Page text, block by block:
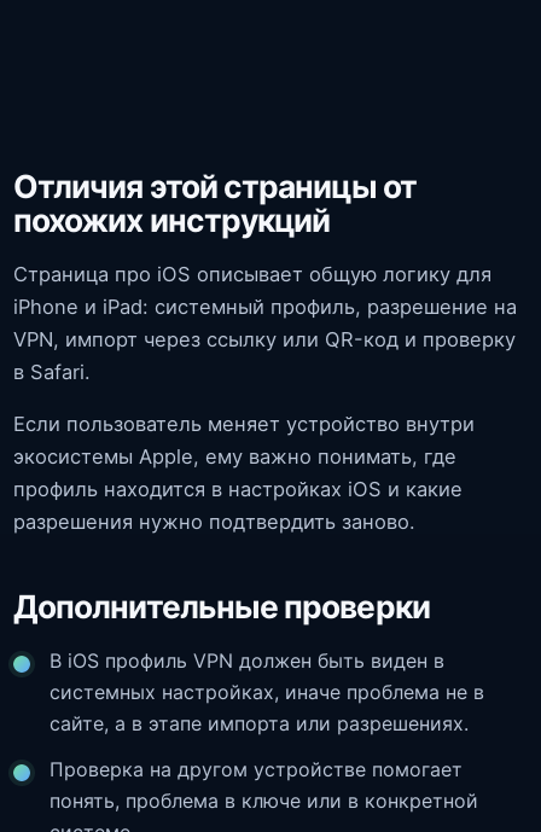
Отличия этой страницы от
похожих инструкций
Страница про iOS описывает общую логику для
iPhone и iPad: системный профиль, разрешение на
VPN, импорт через ссылку или QR-код и проверку
в Safari.
Если пользователь меняет устройство внутри
экосистемы Apple, ему важно понимать, где
профиль находится в настройках iOS и какие
разрешения нужно подтвердить заново.
Дополнительные проверки
В iOS профиль VPN должен быть виден в
системных настройках, иначе проблема не в
сайте, а в этапе импорта или разрешениях.
Проверка на другом устройстве помогает
понять, проблема в ключе или в конкретной